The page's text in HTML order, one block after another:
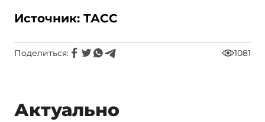
Источник: ТАСС
Поделиться: 1081
Актуально